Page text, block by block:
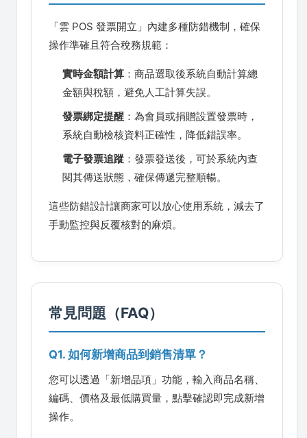
「雲 POS 發票開立」內建多種防錯機制，確保
操作準確且符合稅務規範：
實時金額計算 ：商品選取後系統自動計算總
金額與稅額，避免人工計算失誤。
發票綁定提醒 ：為會員或捐贈設置發票時，
系統自動檢核資料正確性，降低錯誤率。
電子發票追蹤 ：發票發送後，可於系統內查
閱其傳送狀態，確保傳遞完整順暢。
這些防錯設計讓商家可以放心使用系統，減去了
手動監控與反覆核對的麻煩。
常見問題（FAQ）
Q1. 如何新增商品到銷售清單？
您可以透過「新增品項」功能，輸入商品名稱、
編碼、價格及最低購買量，點擊確認即完成新增
操作。